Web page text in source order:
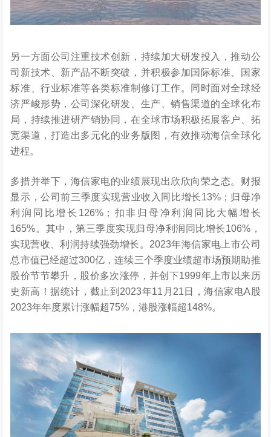
另一方面公司 注重技术创新，持续加大研发投入，推动公
司新技术、新产品不断突破，并积极参加国际标准、国家
标准、行业标准等各类标准制修订工作。同时面对全球经
济严峻形势，公司深化研发、生产、销售渠道的全球化布
局，持续推进研产销协同，在全球市场积极拓展客户、拓
宽渠道，打造出多元化的业务版图，有效推动海信全球化
进程。
多措并举下，海信家电的业绩展现出欣欣向荣之态。财报
显示，公司前三季度实现营业收入同比增长13%；归母净
利润同比增长126%；扣非归母净利润同比大幅增长
165%。其中，第三季度实现归母净利润同比增长106%，
实现营收、利润持续强劲增长。2023年海信家电上市公司
总市值已经超过300亿，连续三个季度业绩超市场预期助推
股价节节攀升，股价多次涨停，并创下1999年上市以来历
史新高！据统计，截止到2023年11月21日，海信家电A股
2023年年度累计涨幅超75%，港股涨幅超148%。